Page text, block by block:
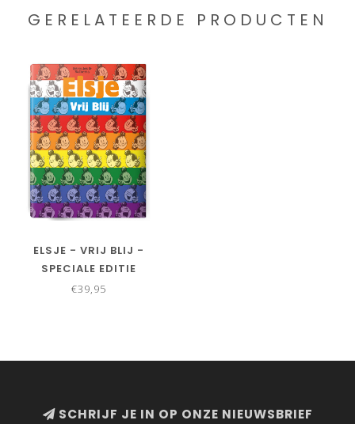
GERELATEERDE PRODUCTEN
ELSJE - VRIJ BLIJ -
SPECIALE EDITIE
€39,95
SCHRIJF JE IN OP ONZE NIEUWSBRIEF